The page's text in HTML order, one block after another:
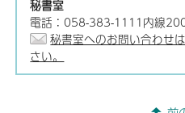
秘書室
電話：058-383-1111内線
秘書室へのお問い合わせ
さい。